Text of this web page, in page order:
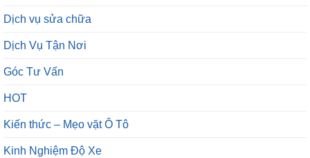
Dịch vụ sửa chữa
Dịch Vụ Tận Nơi
Góc Tư Vấn
HOT
Kiến thức – Mẹo vặt Ô Tô
Kinh Nghiệm Độ Xe